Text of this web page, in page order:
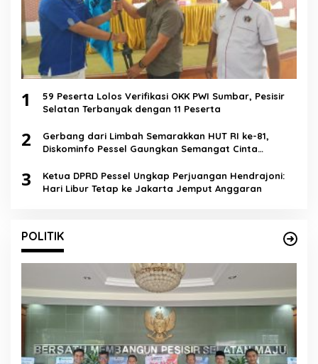
1
59 Peserta Lolos Verifikasi OKK PWI Sumbar, Pesisir
Selatan Terbanyak dengan 11 Peserta
2
Gerbang dari Limbah Semarakkan HUT RI ke-81,
Diskominfo Pessel Gaungkan Semangat Cinta
3
Ketua DPRD Pessel Ungkap Perjuangan Hendrajoni:
Hari Libur Tetap ke Jakarta Jemput Anggaran
POLITIK